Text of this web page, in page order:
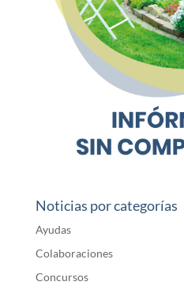
Noticias por categorías
Ayudas
Colaboraciones
Concursos